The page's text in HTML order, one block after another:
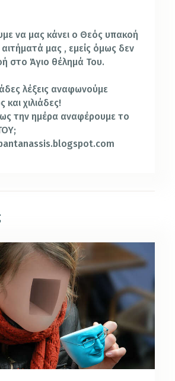
να μας κάνει ο Θεός υπακοή
αιτήματά μας , εμείς όμως δεν
στο Άγιο θέλημά Του.
λέξεις αναφωνούμε
και χιλιάδες!
την ημέρα αναφέρουμε το